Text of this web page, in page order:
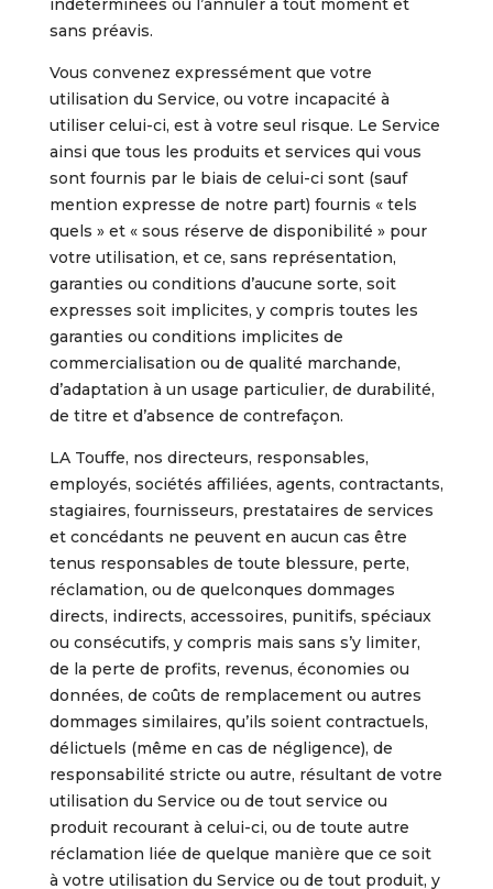
indéterminées ou l’annuler à tout moment et
sans préavis.
Vous convenez expressément que votre
utilisation du Service, ou votre incapacité à
utiliser celui-ci, est à votre seul risque. Le Service
ainsi que tous les produits et services qui vous
sont fournis par le biais de celui-ci sont (sauf
mention expresse de notre part) fournis « tels
quels » et « sous réserve de disponibilité » pour
votre utilisation, et ce, sans représentation,
garanties ou conditions d’aucune sorte, soit
expresses soit implicites, y compris toutes les
garanties ou conditions implicites de
commercialisation ou de qualité marchande,
d’adaptation à un usage particulier, de durabilité,
de titre et d’absence de contrefaçon.
LA Touffe, nos directeurs, responsables,
employés, sociétés affiliées, agents, contractants,
stagiaires, fournisseurs, prestataires de services
et concédants ne peuvent en aucun cas être
tenus responsables de toute blessure, perte,
réclamation, ou de quelconques dommages
directs, indirects, accessoires, punitifs, spéciaux
ou consécutifs, y compris mais sans s’y limiter,
de la perte de profits, revenus, économies ou
données, de coûts de remplacement ou autres
dommages similaires, qu’ils soient contractuels,
délictuels (même en cas de négligence), de
responsabilité stricte ou autre, résultant de votre
utilisation du Service ou de tout service ou
produit recourant à celui-ci, ou de toute autre
réclamation liée de quelque manière que ce soit
à votre utilisation du Service ou de tout produit, y